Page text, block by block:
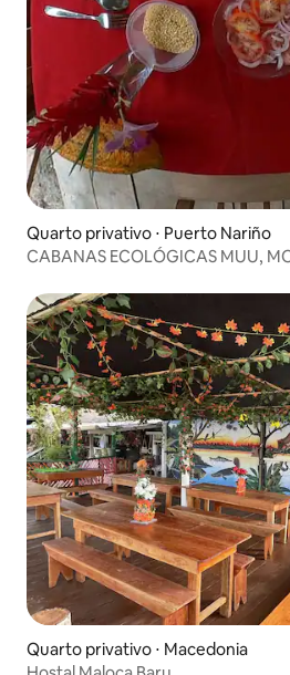
Quarto privativo ⋅ Puerto Nariño
CABANAS ECOLÓGICAS MUU,
Quarto privativo ⋅ Macedonia